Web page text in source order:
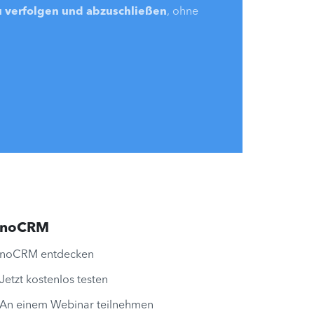
verfolgen und abzuschließen, ohne
noCRM
noCRM entdecken
Jetzt kostenlos testen
An einem Webinar teilnehmen